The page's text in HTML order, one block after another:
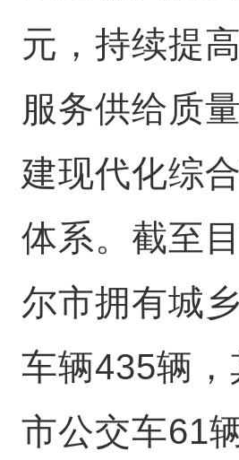
元，持续提
服务供给质
建现代化综
体系。截至
尔市拥有城
车辆435辆
市公交车61